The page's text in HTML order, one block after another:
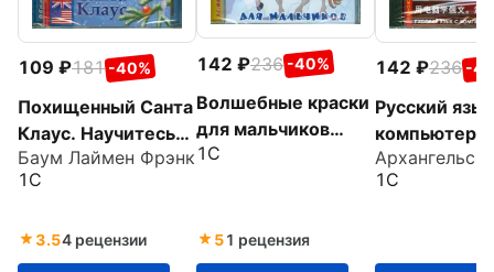
109 181 -40%
Похищенный Санта
Клаус. Научитесь
понимать
английский (CDpc)
Баум Лаймен Фрэнк
1С
3.54 рецензии
142 236 -40%
Волшебные краски
для мальчиков
(CDpc)
1С
51 рецензия
142 236 -
Русский
1. Китайский
интерфейс
1С